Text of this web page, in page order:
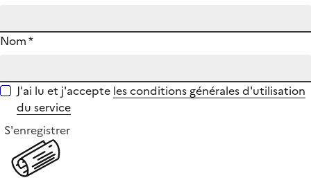
Nom*
J'ai lu et j'accepte les conditions générales d'utilisation
du service
S'enregistrer